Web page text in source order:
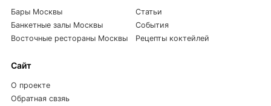
Бары Москвы
Банкетные залы Москвы
Восточные рестораны Москвы
Статьи
События
Рецепты коктейлей
Сайт
О проекте
Обратная свзяь